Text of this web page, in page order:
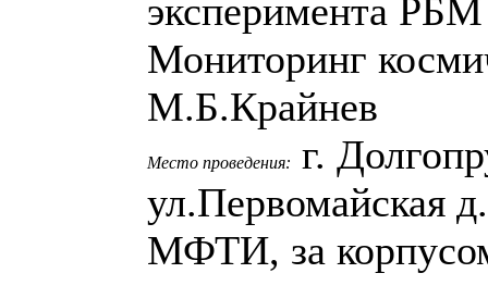
эксперимента
Мониторинг
М.Б.Крайнев
Место проведения:
г.
ул.Первомайская
МФТИ, за